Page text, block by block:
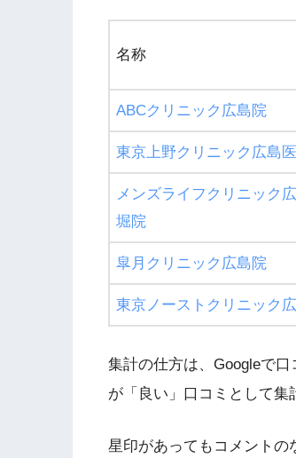
名称
ABCクリニック広島院
東京上野クリニック広島
メンズライフクリニック
堀院
皐月クリニック広島院
東京ノーストクリニック
集計の仕方は、Googleで
が「良い」口コミとして集
星印があってもコメントの